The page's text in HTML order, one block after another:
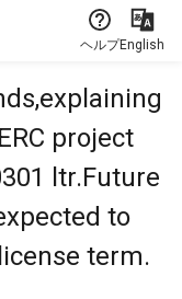
ヘルプEnglish
project
ltr.Future
to
term.